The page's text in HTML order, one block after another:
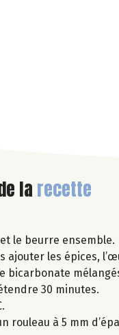
larecette
le beurre ensemble.
ajouter les épices,
bicarbonate
30 minutes.
rouleau à 5 mm